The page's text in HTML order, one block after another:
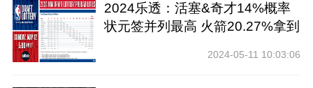
2024乐透：活塞&奇才14%概率
状元签并列最高 火箭20.27%拿到
2024-05-11 10:03:06